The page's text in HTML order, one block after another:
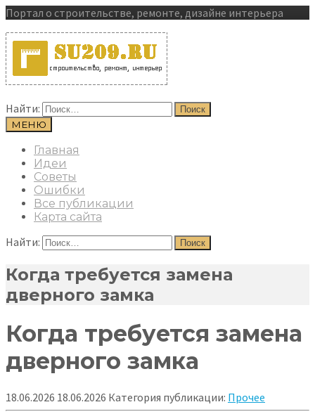
Портал о строительстве, ремонте, дизайне интерьера
Найти:
МЕНЮ
Главная
Идеи
Советы
Ошибки
Все публикации
Карта сайта
Найти:
Когда требуется замена
дверного замка
Когда требуется замена
дверного замка
18.06.2026 18.06.2026 Категория публикации: Прочее